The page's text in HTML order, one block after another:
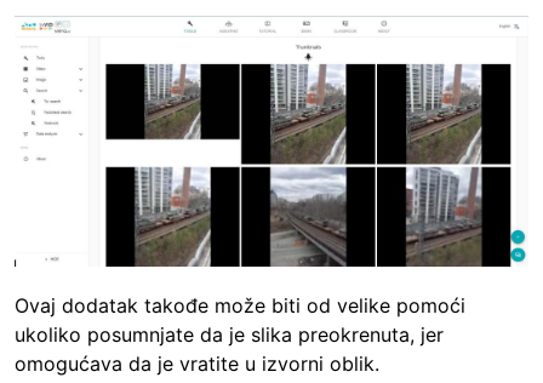
Image
Ovaj dodatak takođe može biti od velike pomoći
ukoliko posumnjate da je slika preokrenuta, jer
omogućava da je vratite u izvorni oblik.